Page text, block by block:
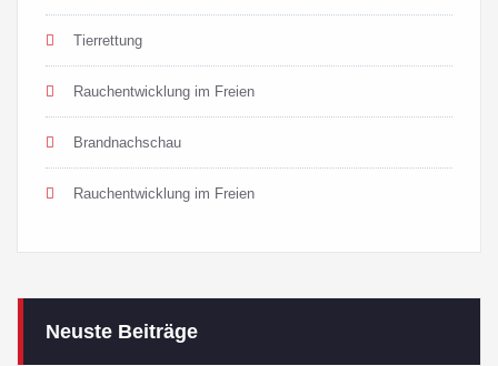
Tierrettung
Rauchentwicklung im Freien
Brandnachschau
Rauchentwicklung im Freien
Neuste Beiträge